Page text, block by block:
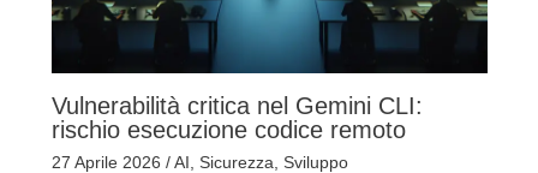
Vulnerabilità critica nel Gemini CLI:
rischio esecuzione codice remoto
27 Aprile 2026 /AI Sicurezza Sviluppo